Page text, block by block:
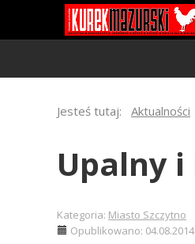
Jesteś tutaj: Aktualności
Upalny
Kategoria: Miasto Szczytno
Opublikowano: 04.08.2014